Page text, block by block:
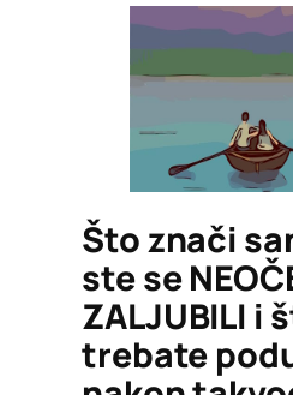
Što znači
ste se
ZALJUBILI i
trebate